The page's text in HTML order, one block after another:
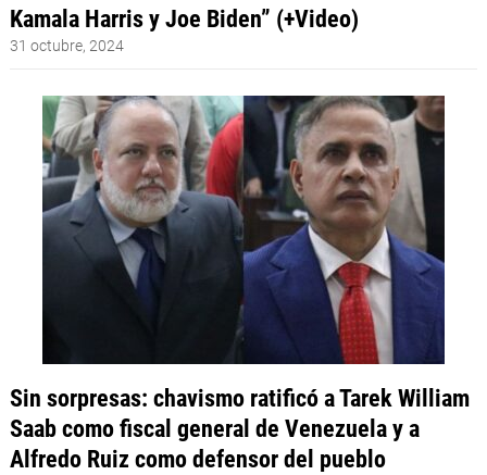
Kamala Harris y Joe Biden” (+Video)
31 octubre, 2024
Sin sorpresas: chavismo ratificó a Tarek William
Saab como fiscal general de Venezuela y a
Alfredo Ruiz como defensor del pueblo